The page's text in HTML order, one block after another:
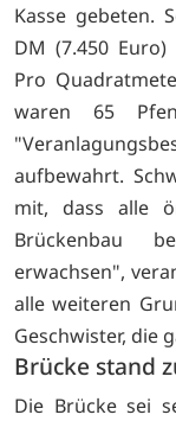
Kasse gebeten.
DM (7.450
Pro
waren 65
aufbewahrt.
mit, dass alle
Brückenbau
erwachsen",
alle weiteren
Geschwister, die
Brücke stand
Die Brücke sei